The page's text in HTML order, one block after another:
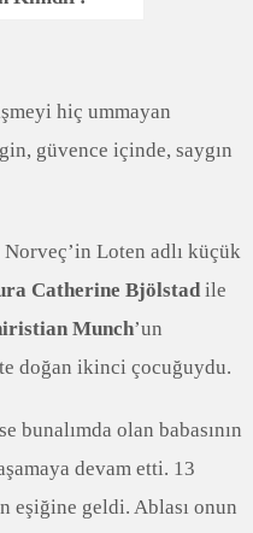
hiç ummayan
güvence içinde, saygın
Norveç’in Loten adlı küçük
Catherine Bjölstadile
Munch’un
doğan ikinci çocuğuydu.
bunalımda olan babasının
devam etti. 13
eşiğine geldi. Ablası onun